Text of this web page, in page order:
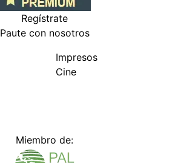
Regístrate
Paute con nosotros
Impresos
Cine
Miembro de: